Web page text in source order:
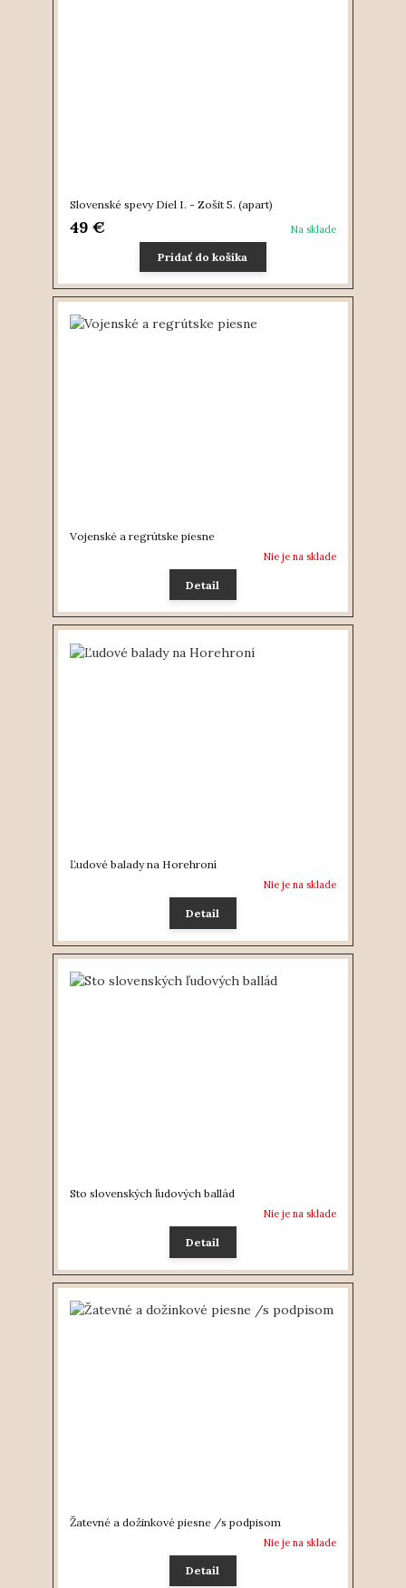
Slovenské spevy Diel I. - Zošit 5. (apart)
49 € Na sklade
Pridať do košíka
Vojenské a regrútske piesne
Nie je na sklade
Detail
Ľudové balady na Horehroní
Nie je na sklade
Detail
Sto slovenských ľudových ballád
Nie je na sklade
Detail
Žatevné a dožinkové piesne /s podpisom
Nie je na sklade
Detail